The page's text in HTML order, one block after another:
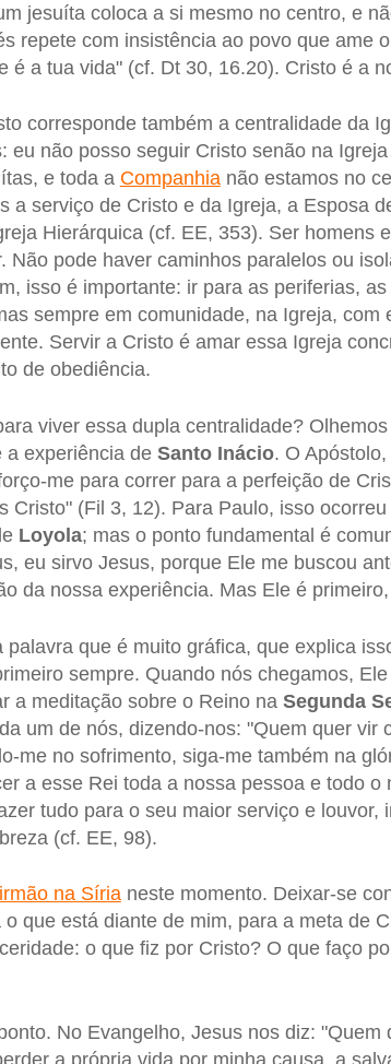
jesuíta coloca a si mesmo no centro, e
repete com insistência ao povo que ame
é a tua vida" (cf. Dt 30, 16.20). Cristo é a
corresponde também a centralidade da
eu não posso seguir Cristo senão na
e toda a Companhianão estamos no
a serviço de Cristo e da Igreja, a Esposa
Hierárquica (cf. EE, 353). Ser homens
Não pode haver caminhos paralelos ou
isso é importante: ir para as periferias,
sempre em comunidade, na Igreja, com
Servir a Cristo é amar essa Igreja
de obediência.
viver essa dupla centralidade?
a experiência de Santo Inácio. O
me para correr para a perfeição de
Cristo" (Fil 3, 12). Para Paulo, isso
Loyola; mas o ponto fundamental é
eu sirvo Jesus, porque Ele me buscou
da nossa experiência. Mas Ele é
palavra que é muito gráfica, que explica
sempre. Quando nós chegamos,
a meditação sobre o Reino na Segunda
um de nós, dizendo-nos: "Quem quer vir
me no sofrimento, siga-me também na
a esse Rei toda a nossa pessoa e todo
tudo para o seu maior serviço e louvor,
(cf. EE, 98).
irmão na Sírianeste momento. Deixar-se
que está diante de mim, para a meta de
o que fiz por Cristo? O que faço
No Evangelho, Jesus nos diz:
a própria vida por minha causa, a